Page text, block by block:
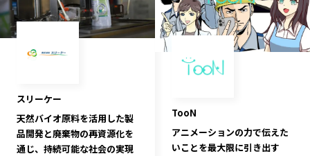
スリーケー
天然バイオ原料を活用した製
品開発と廃棄物の再資源化を
通じ、持続可能な社会の実現
TooN
アニメーションの力で伝えた
いことを最大限に引き出す